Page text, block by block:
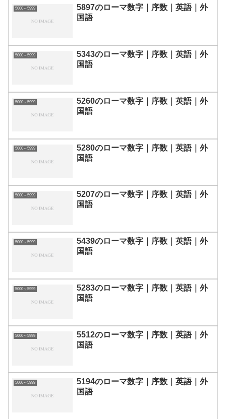
5000～5999
5897のローマ数字｜序数｜英語｜外
国語
5000～5999
5343のローマ数字｜序数｜英語｜外
国語
5000～5999
5260のローマ数字｜序数｜英語｜外
国語
5000～5999
5280のローマ数字｜序数｜英語｜外
国語
5000～5999
5207のローマ数字｜序数｜英語｜外
国語
5000～5999
5439のローマ数字｜序数｜英語｜外
国語
5000～5999
5283のローマ数字｜序数｜英語｜外
国語
5000～5999
5512のローマ数字｜序数｜英語｜外
国語
5000～5999
5194のローマ数字｜序数｜英語｜外
国語